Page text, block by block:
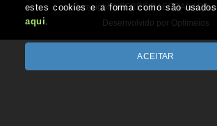
Copyright ©
Desenvolvido por Optimeios